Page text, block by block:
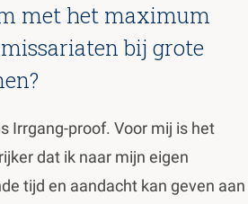
met het maximum
bij grote
Irrgang-proof. Voor mij is het
dat ik naar mijn eigen
tijd en aandacht kan geven aan